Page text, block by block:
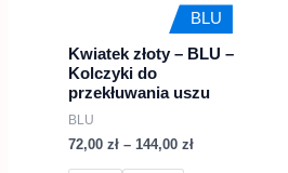
BLU
Kwiatek złoty – BLU –
Kolczyki do
przekłuwania uszu
BLU
72,00 zł – 144,00 zł
wybrać
na
stronie
produktu